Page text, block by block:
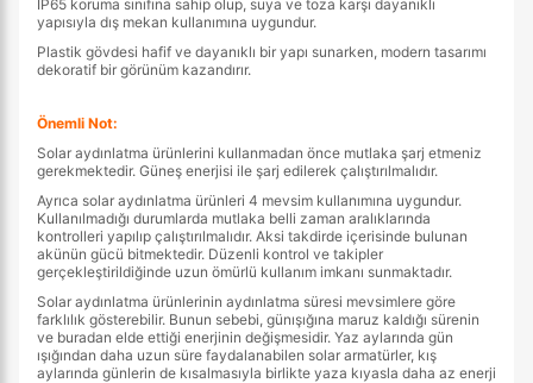
IP65 koruma sınıfına sahip olup, suya ve toza karşı dayanıklı
yapısıyla dış mekan kullanımına uygundur.
Plastik gövdesi hafif ve dayanıklı bir yapı sunarken, modern tasarımı
dekoratif bir görünüm kazandırır.
Önemli Not:
Solar aydınlatma ürünlerini kullanmadan önce mutlaka şarj etmeniz
gerekmektedir. Güneş enerjisi ile şarj edilerek çalıştırılmalıdır.
Ayrıca solar aydınlatma ürünleri 4 mevsim kullanımına uygundur.
Kullanılmadığı durumlarda mutlaka belli zaman aralıklarında
kontrolleri yapılıp çalıştırılmalıdır. Aksi takdirde içerisinde bulunan
akünün gücü bitmektedir. Düzenli kontrol ve takipler
gerçekleştirildiğinde uzun ömürlü kullanım imkanı sunmaktadır.
Solar aydınlatma ürünlerinin aydınlatma süresi mevsimlere göre
farklılık gösterebilir. Bunun sebebi, günışığına maruz kaldığı sürenin
ve buradan elde ettiği enerjinin değişmesidir. Yaz aylarında gün
ışığından daha uzun süre faydalanabilen solar armatürler, kış
aylarında günlerin de kısalmasıyla birlikte yaza kıyasla daha az enerji